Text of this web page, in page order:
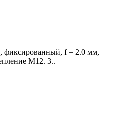
f = 2.0 мм,
M12. 3..